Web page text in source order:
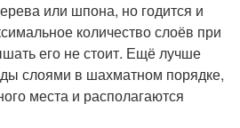
или шпона, но годится и
количество слоёв при
его не стоит. Ещё лучше
слоями в шахматном порядке,
места и располагаются